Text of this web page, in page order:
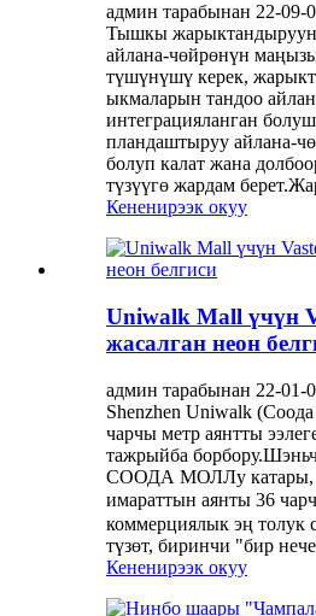
админ тарабынан 22-09-
Тышкы
айлана-чөйрөнүн
түшүнүшү керек,
ыкмаларын тандоо
интеграцияланган
пландаштыруу айлана-
болуп калат жана
түзүүгө жардам
Кененирээк окуу
Uniwalk Mall үчүн
жасалган неон
админ тарабынан 22-01-
Shenzhen Uniwalk
чарчы метр аянтты
тажрыйба
СООДА МОЛЛу катары,
имараттын аянты 36
коммерциялык эң толук
түзөт, биринчи "бир
Кененирээк окуу